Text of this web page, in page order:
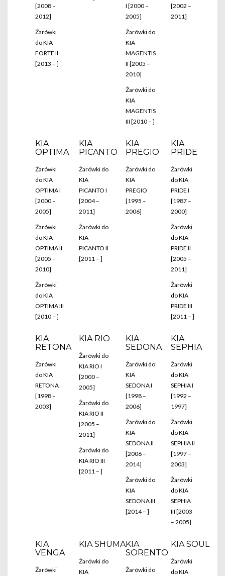
[2008 –
2012]
Żarówki
do KIA
FORTE II
[2013 – ]
I [2000 –
2005]
Żarówki do
KIA
MAGENTIS
II [2005 –
2010]
Żarówki do
KIA
MAGENTIS
III [2010 – ]
[2002 –
2011]
KIA
OPTIMA
Żarówki
do KIA
OPTIMA I
[2000 –
2005]
Żarówki
do KIA
OPTIMA II
[2005 –
2010]
Żarówki
do KIA
OPTIMA III
[2010 – ]
KIA
PICANTO
Żarówki do
KIA
PICANTO I
[2004 –
2011]
Żarówki do
KIA
PICANTO II
[2011 – ]
KIA
PREGIO
Żarówki do
KIA
PREGIO
[1995 –
2006]
KIA
PRIDE
Żarówki
do KIA
PRIDE I
[1987 –
2000]
Żarówki
do KIA
PRIDE II
[2005 –
2011]
Żarówki
do KIA
PRIDE III
[2011 – ]
KIA
RETONA
Żarówki
do KIA
RETONA
[1998 –
2003]
KIA RIO
Żarówki do
KIA RIO I
[2000 –
2005]
Żarówki do
KIA RIO II
[2005 –
2011]
Żarówki do
KIA RIO III
[2011 – ]
KIA
SEDONA
Żarówki do
KIA
SEDONA I
[1998 –
2006]
Żarówki do
KIA
SEDONA II
[2006 –
2014]
Żarówki do
KIA
SEDONA III
[2014 – ]
KIA
SEPHIA
Żarówki
do KIA
SEPHIA I
[1992 –
1997]
Żarówki
do KIA
SEPHIA II
[1997 –
2003]
Żarówki
do KIA
SEPHIA
III [2003
– 2005]
KIA
VENGA
Żarówki
KIA SHUMA
Żarówki do
KIA
KIA
SORENTO
Żarówki do
KIA SOUL
Żarówki
do KIA